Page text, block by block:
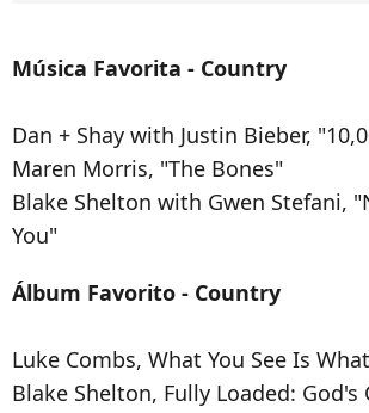
Música Favorita - Country
Dan + Shay with Justin Bieber,
Maren Morris, "The Bones"
Blake Shelton with Gwen Stefani,
You"
Álbum Favorito - Country
Luke Combs, What You See Is
Blake Shelton, Fully Loaded: God's